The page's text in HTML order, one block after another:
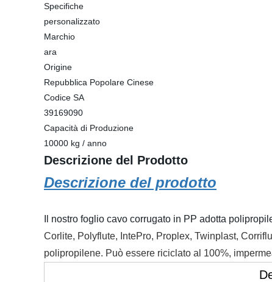
Specifiche
personalizzato
Marchio
ara
Origine
Repubblica Popolare Cinese
Codice SA
39169090
Capacità di Produzione
10000 kg / anno
Descrizione del Prodotto
Descrizione del prodotto
Il nostro foglio cavo corrugato in PP adotta
Corlite, Polyflute, IntePro, Proplex, Twinplast,
polipropilene. Può essere riciclato al 100%,